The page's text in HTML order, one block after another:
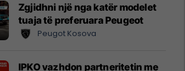
Zgjidhni një nga katër modelet
tuaja të preferuara Peugeot
Peugot Kosova
IPKO vazhdon partneritetin me